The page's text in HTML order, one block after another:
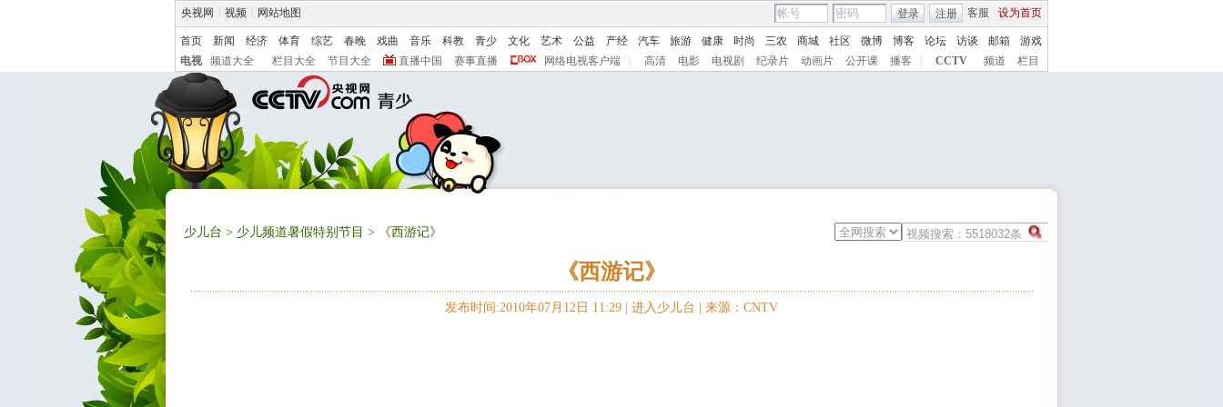
央视网 视频 网站地图 客服 设为首页
登录 注册
首页 新闻 经济 体育 综艺 春晚 戏曲 音乐 科教 青少 文化 艺术 公益 产经 汽车 旅游 健康 时尚 三农 商城 社区 微博 博客 论坛 访谈 邮箱
游戏
电视
频道大全 栏目大全 节目大全 直播中国 赛事直播 网络电视客户端 高清 电影 电视剧 纪录片 动画片 公开课 播客 CCTV 频道 栏目
少儿台 > 少儿频道暑假特别节目 > 《西游记》
《西游记》
发布时间:2010年07月12日 11:29 | 进入少儿台 来源：CNTV